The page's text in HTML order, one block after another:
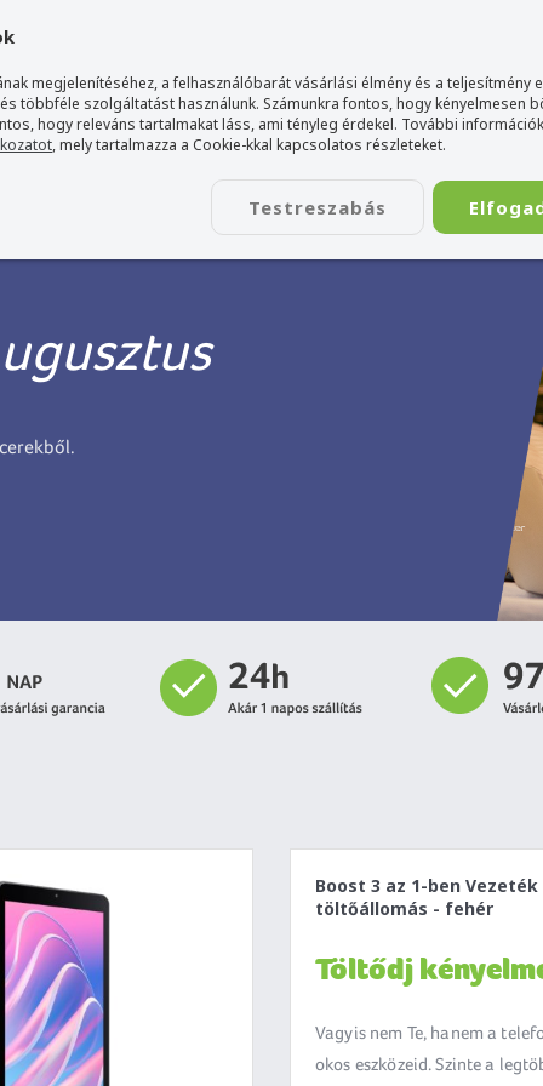
megjelenítéséhez, a felhasználóbarát vásárlási élmény és a teljesítmény
többféle szolgáltatást használunk. Számunkra fontos, hogy kényelmesen
hogy releváns tartalmakat láss, ami tényleg érdekel. További
, mely tartalmazza a Cookie-kkal kapcsolatos részleteket.
Testreszabás
KIEGÉSZÍTŐ KAPCSOLAT
Boost 3 az 1-ben
töltőállomás - fehér
Töltődj
Vagyis nem Te, hanem a
okos eszközeid. Szinte a